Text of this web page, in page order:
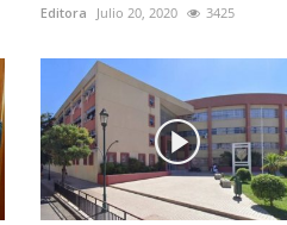
Editora Julio 20, 2020 3425